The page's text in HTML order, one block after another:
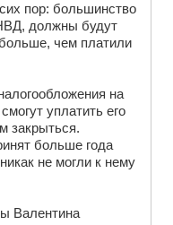
пор: большинство
должны будут
чем платили
на
уплатить его
закрыться.
больше года
не могли к нему
Валентина